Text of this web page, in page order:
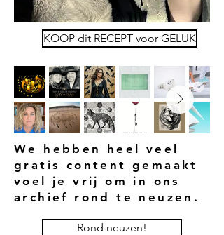
KOOP dit RECEPT voor GELUK
We hebben heel veel
gratis content gemaakt
voel je vrij om in ons
archief rond te neuzen.
Rond neuzen!